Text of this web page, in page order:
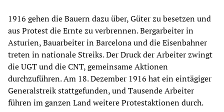
1916 gehen die Bauern dazu über, Güter zu besetzen und
aus Protest die Ernte zu verbrennen. Bergarbeiter in
Asturien, Bauarbeiter in Barcelona und die Eisenbahner
treten in nationale Streiks. Der Druck der Arbeiter zwingt
die UGT und die CNT, gemeinsame Aktionen
durchzuführen. Am 18. Dezember 1916 hat ein eintägiger
Generalstreik stattgefunden, und Tausende Arbeiter
führen im ganzen Land weitere Protestaktionen durch.